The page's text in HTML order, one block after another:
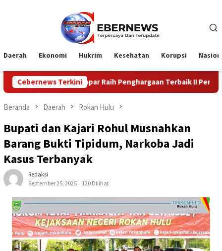
Daerah Ekonomi Hukrim Kesehatan Korupsi
Cebernews Terkini
Kampar Raih Penghargaan Terbaik II Perencanaan dan
Beranda Daerah Rokan Hulu
Bupati dan Kajari Rohul Musnahkan
Barang Bukti Tipidum, Narkoba Jadi
Kasus Terbanyak
Redaksi
September 25, 2025
120 Dilihat